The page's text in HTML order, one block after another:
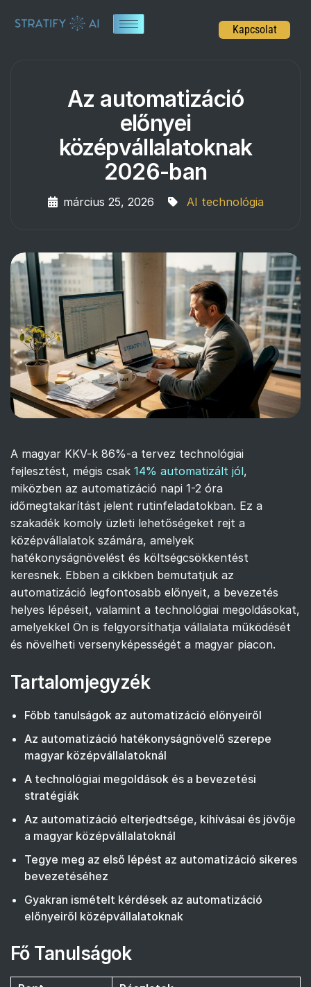
Kapcsolat
Az automatizáció
előnyei
középvállalatoknak
2026-ban
március 25, 2026 AI technológia
A magyar KKV-k 86%-a tervez technológiai
fejlesztést, mégis csak 14% automatizált jól,
miközben az automatizáció napi 1-2 óra
időmegtakarítást jelent rutinfeladatokban. Ez a
szakadék komoly üzleti lehetőségeket rejt a
középvállalatok számára, amelyek
hatékonyságnövelést és költségcsökkentést
keresnek. Ebben a cikkben bemutatjuk az
automatizáció legfontosabb előnyeit, a bevezetés
helyes lépéseit, valamint a technológiai megoldásokat,
amelyekkel Ön is felgyorsíthatja vállalata működését
és növelheti versenyképességét a magyar piacon.
Tartalomjegyzék
Főbb tanulságok az automatizáció előnyeiről
Az automatizáció hatékonyságnövelő szerepe
magyar középvállalatoknál
A technológiai megoldások és a bevezetési
stratégiák
Az automatizáció elterjedtsége, kihívásai és jövője
a magyar középvállalatoknál
Tegye meg az első lépést az automatizáció sikeres
bevezetéséhez
Gyakran ismételt kérdések az automatizáció
előnyeiről középvállalatoknak
Fő Tanulságok